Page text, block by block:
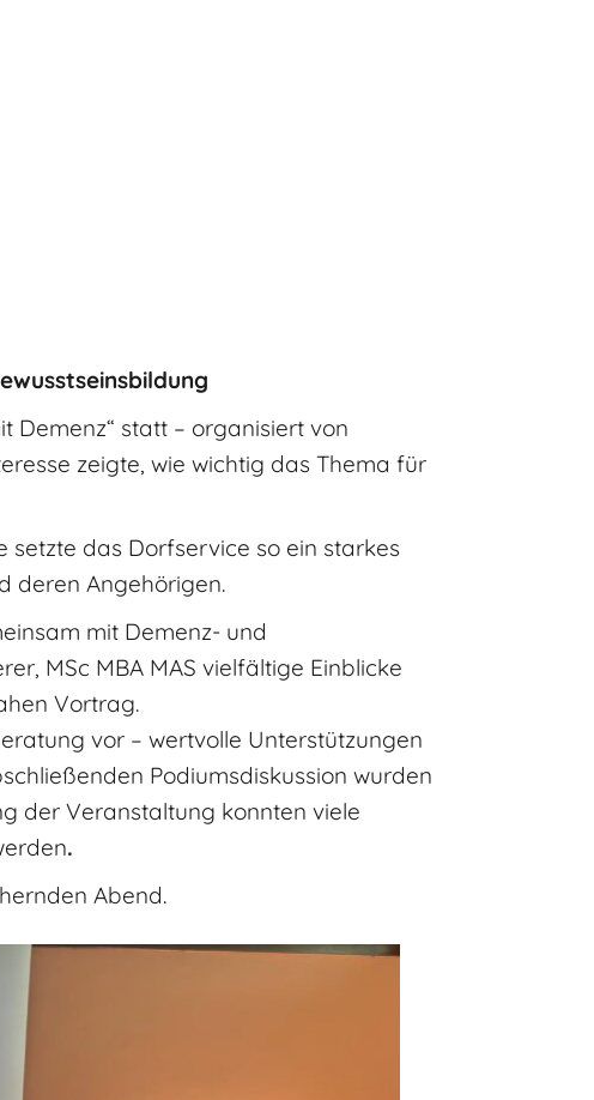
Demenz“ statt – organisiert von
zeigte, wie wichtig das Thema für
das Dorfservice so ein starkes
deren Angehörigen.
mit Demenz- und
MSc MBA MAS vielfältige Einblicke
Vortrag.
vor – wertvolle Unterstützungen
Podiumsdiskussion wurden
der Veranstaltung konnten viele
.
Abend.